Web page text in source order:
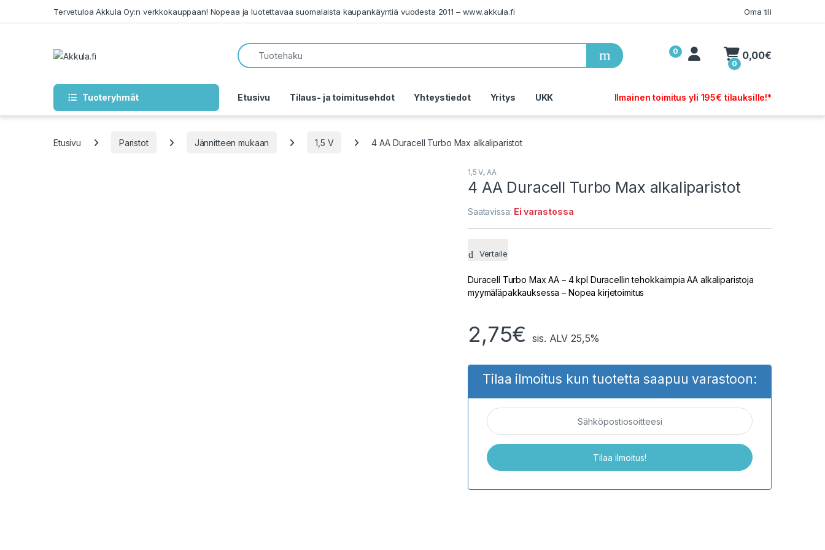
Tervetuloa Akkula Oy:n verkkokauppaan! Nopeaa ja luotettavaa suomalaista kaupankäyntiä vuodesta 2011 – www.akkula.fi Oma tili
0 My Account
0
0,00€
Tuoteryhmät Etusivu Tilaus- ja toimitusehdot Yhteystiedot Yritys UKK Ilmainen toimitus yli 195€ tilauksille!*
Etusivu Paristot Jännitteen mukaan 1,5 V 4 AA Duracell Turbo Max alkaliparistot
1,5 V,AA
4 AA Duracell Turbo Max alkaliparistot
Saatavissa: Ei varastossa
Vertaile
Duracell Turbo Max AA – 4 kpl Duracellin tehokkaimpia AA alkaliparistoja
myymäläpakkauksessa – Nopea kirjetoimitus
2,75€ sis. ALV 25,5%
Tilaa ilmoitus kun tuotetta saapuu varastoon: